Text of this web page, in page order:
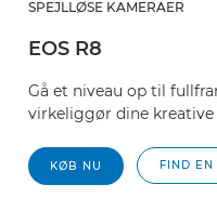
SPEJLLØSE KAMERAER
EOS R8
Gå et niveau op til
virkeliggør dine
KØB NU FIND EN